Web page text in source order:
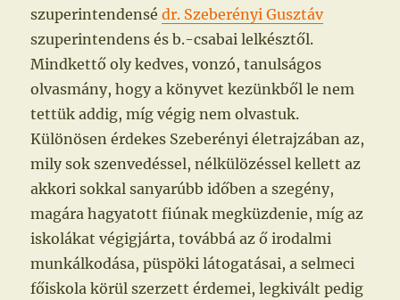
szuperintendensédr. Szeberényi Gusztáv
szuperintendens és b.-csabai lelkésztől.
Mindkettő oly kedves, vonzó, tanulságos
olvasmány, hogy a könyvet kezünkből le nem
tettük addig, míg végig nem olvastuk.
Különösen érdekes Szeberényi életrajzában az,
mily sok szenvedéssel, nélkülözéssel kellett az
akkori sokkal sanyarúbb időben a szegény,
magára hagyatott fiúnak megküzdenie, míg az
iskolákat végigjárta, továbbá az ő irodalmi
munkálkodása, püspöki látogatásai, a selmeci
főiskola körül szerzett érdemei, legkivált pedig